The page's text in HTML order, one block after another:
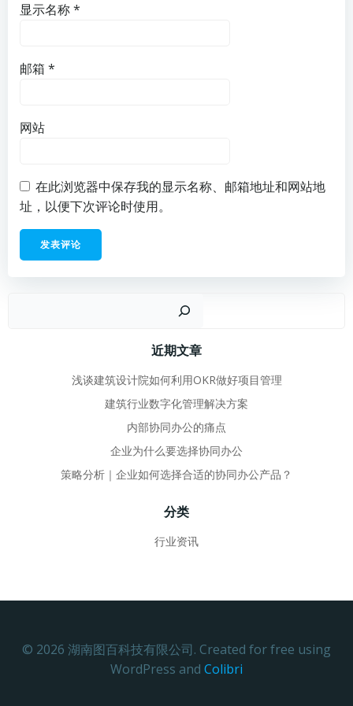
显示名称*
邮箱 *
网站
在此浏览器中保存我的显示名称、邮箱地址和网站地
址，以便下次评论时使用。
近期文章
浅谈建筑设计院如何利用OKR做好项目管理
建筑行业数字化管理解决方案
内部协同办公的痛点
企业为什么要选择协同办公
策略分析｜企业如何选择合适的协同办公产品？
分类
行业资讯
© 2026 湖南图百科技有限公司. Created for free using
WordPress and Colibri